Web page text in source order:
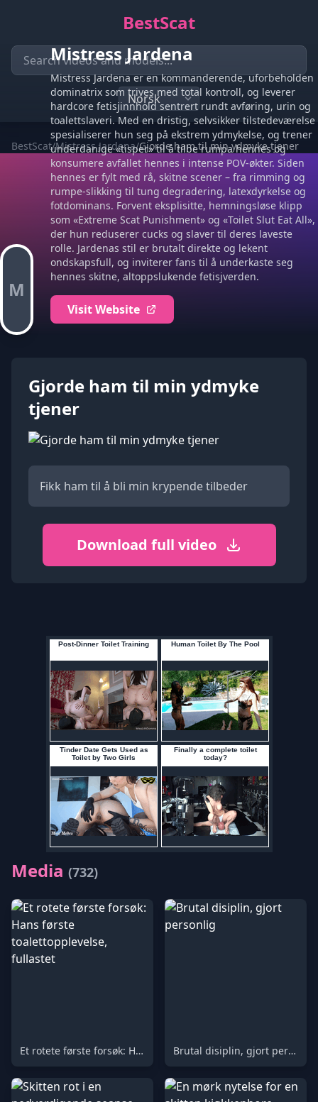
BestScat
BestScat/Mistress Jardena/Gjorde ham til min ydmyke tjener
M
Mistress Jardena
Mistress Jardena er en kommanderende, uforbeholden
dominatrix som trives med total kontroll, og leverer
hardcore fetisjinnhold sentrert rundt avføring, urin og
toalettslaveri. Med en dristig, selvsikker tilstedeværelse
spesialiserer hun seg på ekstrem ydmykelse, og trener
underdanige «tisper» til å tilbe rumpa hennes og
konsumere avfallet hennes i intense POV-økter. Siden
hennes er fylt med rå, skitne scener – fra rimming og
rumpe-slikking til tung degradering, latexdyrkelse og
fotdominans. Forvent eksplisitte, hemningsløse klipp
som «Extreme Scat Punishment» og «Toilet Slut Eat All»,
der hun reduserer cucks og slaver til deres laveste
rolle. Jardenas stil er brutalt direkte og lekent
ondskapsfull, og inviterer fans til å underkaste seg
hennes skitne, altoppslukende fetisjverden.
Visit Website
Gjorde ham til min ydmyke
tjener
Fikk ham til å bli min krypende tilbeder
Download full video
Media (732)
Et rotete første forsøk: Hans første toalettopplevelse, fullastet Brutal disiplin, gjort personlig